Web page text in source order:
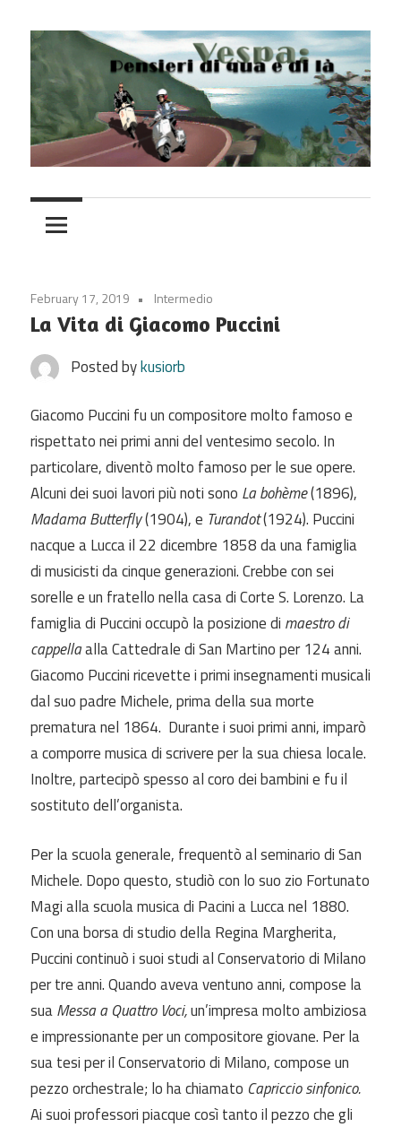
to
content
Vespa
February 17, 2019 Intermedio
La Vita di Giacomo Puccini
Posted bykusiorb
Giacomo Puccini fu un compositore molto famoso e
rispettato nei primi anni del ventesimo secolo. In
particolare, diventò molto famoso per le sue opere.
Alcuni dei suoi lavori più noti sono La bohème(1896),
Madama Butterfly(1904), e Turandot(1924). Puccini
nacque a Lucca il 22 dicembre 1858 da una famiglia
di musicisti da cinque generazioni. Crebbe con sei
sorelle e un fratello nella casa di Corte S. Lorenzo. La
famiglia di Puccini occupò la posizione di maestro di
cappellaalla Cattedrale di San Martino per 124 anni.
Giacomo Puccini ricevette i primi insegnamenti musicali
dal suo padre Michele, prima della sua morte
prematura nel 1864. Durante i suoi primi anni, imparò
a comporre musica di scrivere per la sua chiesa locale.
Inoltre, partecipò spesso al coro dei bambini e fu il
sostituto dell’organista.
Per la scuola generale, frequentò al seminario di San
Michele. Dopo questo, studiò con lo suo zio Fortunato
Magi alla scuola musica di Pacini a Lucca nel 1880.
Con una borsa di studio della Regina Margherita,
Puccini continuò i suoi studi al Conservatorio di Milano
per tre anni. Quando aveva ventuno anni, compose la
suaMessa a Quattro Voci,un’impresa molto ambiziosa
e impressionante per un compositore giovane. Per la
sua tesi per il Conservatorio di Milano, compose un
pezzo orchestrale; lo ha chiamato Capriccio sinfonico.
Ai suoi professori piacque così tanto il pezzo che gli